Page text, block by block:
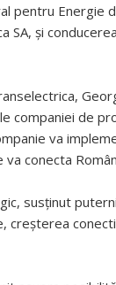
pentru Energie
SA, și
companiei de
va
va conecta
susținut
creșterea